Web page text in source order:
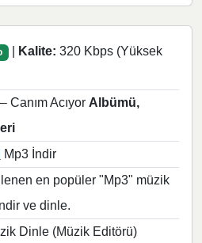
| Kalite: 320 Kbps (Yüksek
Canım Acıyor Albümü,
Mp3 İndir
en popüler "Mp3" müzik
ve dinle.
Dinle (Müzik Editörü)